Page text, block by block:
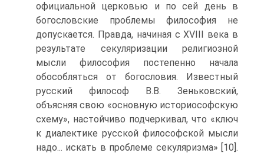
официальной церковью и по сей день в
богословские проблемы философия не
допускается. Правда, начиная с XVIII века в
ре­зультате секуляризации религиозной
мысли философия посте­пенно начала
обособляться от богословия. Известный
русский философ В.В. Зеньковский,
объясняя свою «основную историо­софскую
схему», настойчиво подчеркивал, что «ключ
к диалек­тике русской философской мысли
надо... искать в проблеме се­куляризма» [10].